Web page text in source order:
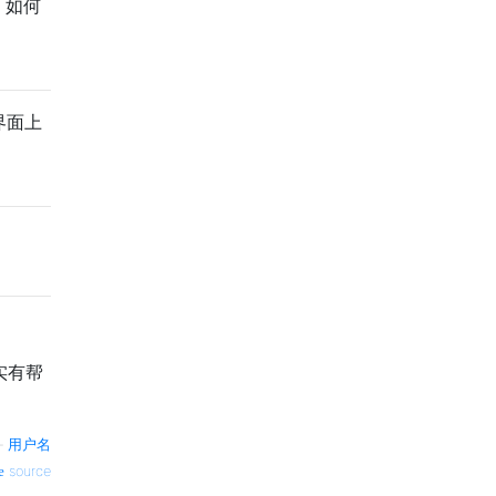
如何
面上
有帮
用户名
source